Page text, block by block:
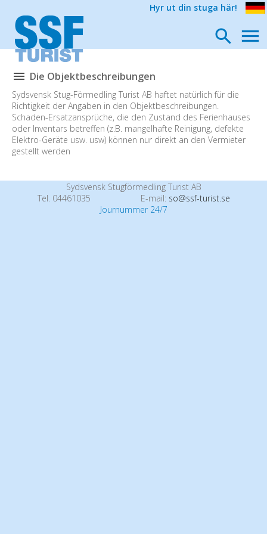
Hyr ut din stuga här!
Die Objektbeschreibungen
Sydsvensk Stug-Förmedling Turist AB haftet natürlich für die
Richtigkeit der Angaben in den Objektbeschreibungen.
Schaden-Ersatzansprüche, die den Zustand des Ferienhauses
oder Inventars betreffen (z.B. mangelhafte Reinigung, defekte
Elektro-Geräte usw. usw) können nur direkt an den Vermieter
gestellt werden
Sydsvensk Stugförmedling Turist AB
Tel. 04461035
E-mail: so@ssf-turist.se
Journummer 24/7